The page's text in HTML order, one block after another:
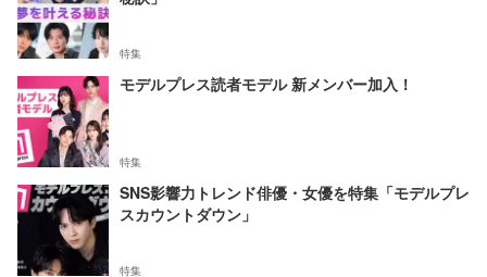
特集
モデルプレス読者モデル 新メンバー加入！
特集
SNS影響力トレンド俳優・女優を特集「モデルプレ
スカウントダウン」
特集